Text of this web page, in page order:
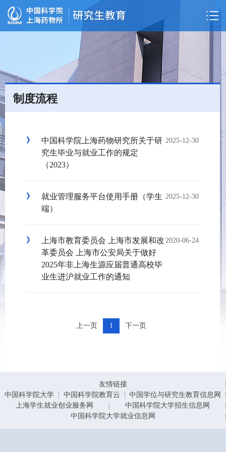
制度流程
中国科学院上海药物研究所关于研
究生毕业与就业工作的规定
（2023）
2025-12-30
就业管理服务平台使用手册（学生
端）
2025-12-30
上海市教育委员会 上海市发展和改
革委员会 上海市公安局关于做好
2025年非上海生源应届普通高校毕
业生进沪就业工作的通知
2020-06-24
上一页 1 下一页
友情链接
中国科学院大学
中国科学院教育云
中国学位与研究生教育信息网
上海学生就业创业服务网
中国科学院大学招生信息网
中国科学院大学就业信息网